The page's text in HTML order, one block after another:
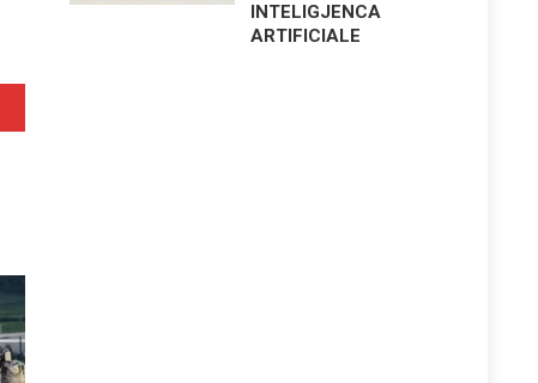
INTELIGJENCA
ARTIFICIALE